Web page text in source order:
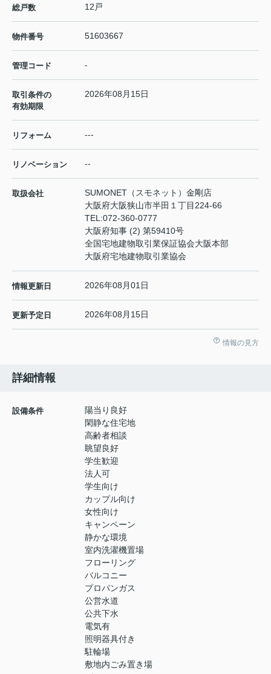
総戸数 12戸
物件番号 51603667
管理コード -
取引条件の
有効期限
2026年08月15日
リフォーム ---
リノベーション --
取扱会社
SUMONET（スモネット）金剛店
大阪府大阪狭山市半田１丁目224-66
TEL:072-360-0777
大阪府知事 (2) 第59410号
全国宅地建物取引業保証協会大阪本部
大阪府宅地建物取引業協会
情報更新日 2026年08月01日
更新予定日 2026年08月15日
情報の見方
詳細情報
設備条件
陽当り良好
閑静な住宅地
高齢者相談
眺望良好
学生歓迎
法人可
学生向け
カップル向け
女性向け
キャンペーン
静かな環境
室内洗濯機置場
フローリング
バルコニー
プロパンガス
公営水道
公共下水
電気有
照明器具付き
駐輪場
敷地内ごみ置き場